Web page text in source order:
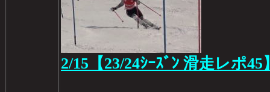
2/15【23/24ｼｰｽﾞﾝ 滑走レポ45